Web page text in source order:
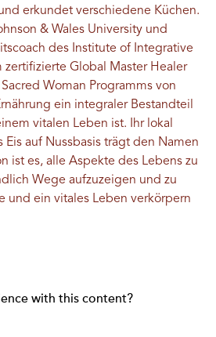
erkundet verschiedene Küchen.
& Wales University und
des Institute of Integrative
zertifizierte Global Master Healer
Woman Programms von
ein integraler Bestandteil
vitalen Leben ist. Ihr lokal
Eis auf Nussbasis trägt den Namen
ist es, alle Aspekte des Lebens zu
Wege aufzuzeigen und zu
und ein vitales Leben verkörpern